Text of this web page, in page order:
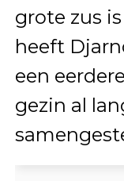
grote zus
heeft
een
gezin al